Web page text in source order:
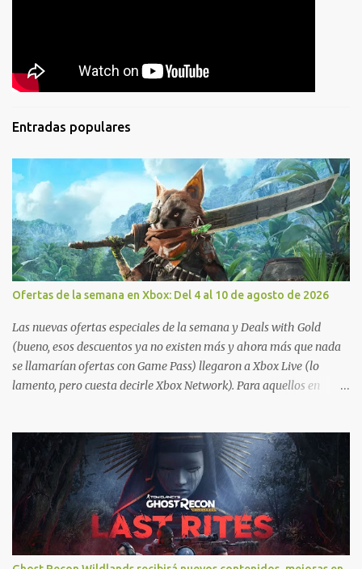
Entradas populares
Ofertas de la semana en Xbox: Del 4 al 10 de agosto de 2026
Las nuevas ofertas especiales de la semana y Deals with Gold
(bueno, esos descuentos ya no existen más y ahora más que nada
se llamarían ofertas con Game Pass) llegaron a Xbox Live (lo
lamento, pero cuesta decirle Xbox Network). Para aquellos en
jugarlos y mantener un progreso compartido en Windows PC y
Xbox, y tenemos un listado de juegos compatibles por acá . ¿Aún
necesitas una mano con las compras? Tenemos un tutorial extenso
o en vídeo para que se quiten todas las dudas generales de cómo
hacer compras en Xbox . Podes consultar un listado más completo
de promociones desde xbox.com. El post puede tener
actualizaciones regulares o cambios ante cualquier error. Ofertas